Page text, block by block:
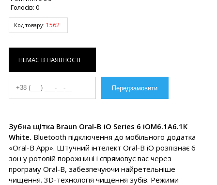
Голосів: 0
Код товару: 1562
НЕМАЄ В НАЯВНОСТІ
Зубна щітка Braun Oral-B iO Series 6 iOM6.1A6.1K
White. Bluetooth підключення до мобільного додатка
«Oral-B App». Штучний інтелект Oral-B iO розпізнає 6
зон у ротовій порожнині і спрямовує вас через
програму Oral-B, забезпечуючи найретельніше
чищення. 3D-технологія чищення зубів. Режими